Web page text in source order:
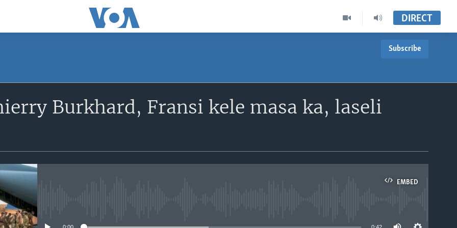
DIRECT
Subscribe
Burkhard, Fransi kele masa ka, laseli
EMBED